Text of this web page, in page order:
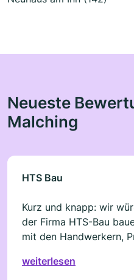
Neueste
Malching
HTS Bau
Kurz und knapp: wir
der Firma HTS-Bau
mit den Handwerkern,
Unsere Fragen wurden
weiterlesen